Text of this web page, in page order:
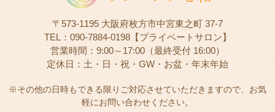
〒573-1195 大阪府枚方市中宮東之町 37-7
TEL：090-7884-0198【プライベートサロン】
営業時間：9:00～17:00（最終受付 16:00）
定休日：土・日・祝・GW・お盆・年末年始
※その他の日時もできる限りご対応させていただきますので、お気
軽にお問い合わせください。